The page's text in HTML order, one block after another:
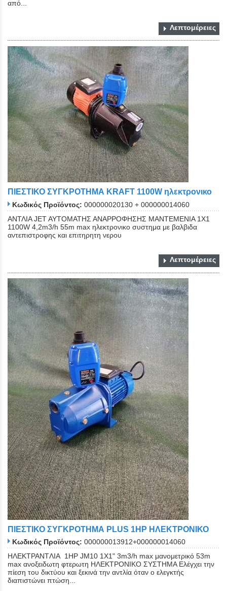
από...
Λεπτομέρειες
ΠΙΕΣΤΙΚΟ ΣΥΓΚΡΟΤΗΜΑ KRAFT 1100W ηλεκτρονικο
Κωδικός Προϊόντος: 000000020130 + 000000014060
ANΤΛΙΑ JET AYTOMATΗΣ ΑΝΑΡΡΟΦΗΣΗΣ ΜΑΝΤΕΜΕΝΙΑ 1Χ1
1100W 4,2m3/h 55m max ηλεκτρονικο συστημα με βαλβιδα
αντεπιστροφης και επιτηρητη νερου
Λεπτομέρειες
ΠΙΕΣΤΙΚΟ ΣΥΓΚΡΟΤΗΜΑ PLUS 1ΗΡ ΗΛΕΚΤΡΟΝΙΚΟ
Κωδικός Προϊόντος: 000000013912+000000014060
ΗΛΕΚΤΡΑΝTΛΙΑ 1HP JM10 1X1" 3m3/h max μανομετρικό 53m
max ανοξειδωτη φτερωτη ΗΛΕΚΤΡΟΝΙΚΟ ΣΥΣΤΗΜΑ Ελέγχει την
πίεση του δικτύου και ξεκινά την αντλία όταν ο ελεγκτής
διαπιστώνει πτώση...